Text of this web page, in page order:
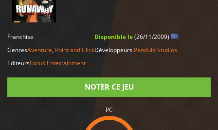
Franchise
GenresAventure, Point and Click
EditeursFocus Entertainment
Disponible le(26/11/2009)
Développeurs Pendulo Studios
NOTER CE JEU
PC